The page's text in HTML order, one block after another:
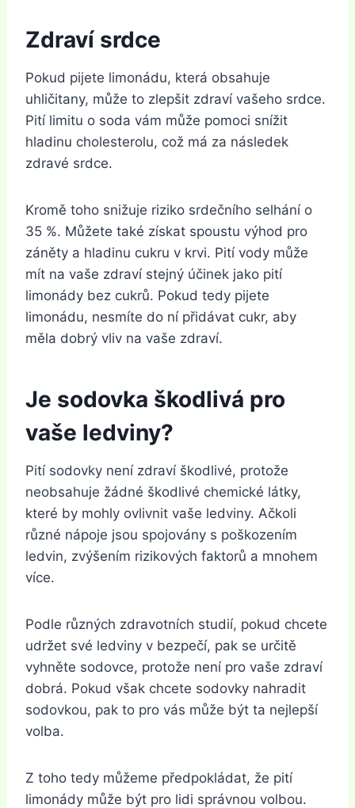
Zdraví srdce
Pokud pijete limonádu, která obsahuje
uhličitany, může to zlepšit zdraví vašeho srdce.
Pití limitu o soda vám může pomoci snížit
hladinu cholesterolu, což má za následek
zdravé srdce.
Kromě toho snižuje riziko srdečního selhání o
35 %. Můžete také získat spoustu výhod pro
záněty a hladinu cukru v krvi. Pití vody může
mít na vaše zdraví stejný účinek jako pití
limonády bez cukrů. Pokud tedy pijete
limonádu, nesmíte do ní přidávat cukr, aby
měla dobrý vliv na vaše zdraví.
Je sodovka škodlivá pro
vaše ledviny?
Pití sodovky není zdraví škodlivé, protože
neobsahuje žádné škodlivé chemické látky,
které by mohly ovlivnit vaše ledviny. Ačkoli
různé nápoje jsou spojovány s poškozením
ledvin, zvýšením rizikových faktorů a mnohem
více.
Podle různých zdravotních studií, pokud chcete
udržet své ledviny v bezpečí, pak se určitě
vyhněte sodovce, protože není pro vaše zdraví
dobrá. Pokud však chcete sodovky nahradit
sodovkou, pak to pro vás může být ta nejlepší
volba.
Z toho tedy můžeme předpokládat, že pití
limonády může být pro lidi správnou volbou.